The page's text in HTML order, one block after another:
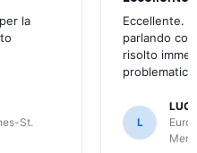
la
St.
Eccellente.
parlando
risolto
L